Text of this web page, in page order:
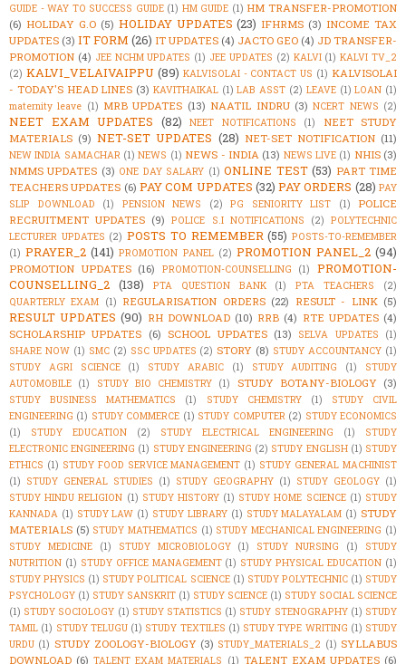
GUIDE - WAY TO SUCCESS GUIDE (1) HM GUIDE (1) HM TRANSFER-PROMOTION
(6) HOLIDAY G.O (5) HOLIDAY UPDATES (23) IFHRMS (3) INCOME TAX
UPDATES (3) IT FORM (26) IT UPDATES (4) JACTO GEO (4) JD TRANSFER-
PROMOTION (4) JEE NCHM UPDATES (1) JEE UPDATES (2) KALVI (1) KALVI TV_2
(2) KALVI_VELAIVAIPPU (89) KALVISOLAI - CONTACT US (1) KALVISOLAI
- TODAY'S HEAD LINES (3) KAVITHAIKAL (1) LAB ASST (2) LEAVE (1) LOAN (1)
maternity leave (1) MRB UPDATES (13) NAATIL INDRU (3) NCERT NEWS (2)
NEET EXAM UPDATES (82) NEET NOTIFICATIONS (1)
NEET STUDY
MATERIALS (9) NET-SET UPDATES (28) NET-SET NOTIFICATION (11)
NEW INDIA SAMACHAR (1) NEWS (1) NEWS - INDIA (13) NEWS LIVE (1) NHIS (3)
NMMS UPDATES (3) ONE DAY SALARY (1) ONLINE TEST (53) PART TIME
TEACHERS UPDATES (6) PAY COM UPDATES (32) PAY ORDERS (28) PAY
SLIP DOWNLOAD
(1) PENSION NEWS (2) PG SENIORITY LIST (1)
POLICE
RECRUITMENT UPDATES (9) POLICE S.I NOTIFICATIONS (2) POLYTECHNIC
LECTURER UPDATES (2) POSTS TO REMEMBER (55) POSTS-TO-REMEMBER
(1) PRAYER_2 (141) PROMOTION PANEL (2) PROMOTION PANEL_2 (94)
PROMOTION UPDATES (16) PROMOTION-COUNSELLING (1)
PROMOTION-
COUNSELLING_2 (138) PTA QUESTION BANK (1) PTA TEACHERS
(2)
QUARTERLY EXAM (1) REGULARISATION ORDERS (22) RESULT - LINK (5)
RESULT UPDATES (90) RH DOWNLOAD (10) RRB (4) RTE UPDATES (4)
SCHOLARSHIP UPDATES (6) SCHOOL UPDATES (13) SELVA UPDATES
(1)
SHARE NOW (1) SMC (2) SSC UPDATES (2) STORY (8) STUDY ACCOUNTANCY (1)
STUDY AGRI SCIENCE
(1) STUDY ARABIC (1) STUDY AUDITING (1)
STUDY
AUTOMOBILE (1) STUDY BIO CHEMISTRY (1) STUDY BOTANY-BIOLOGY (3)
STUDY BUSINESS MATHEMATICS (1) STUDY CHEMISTRY (1)
STUDY CIVIL
ENGINEERING (1) STUDY COMMERCE (1) STUDY COMPUTER (2) STUDY ECONOMICS
(1)
STUDY EDUCATION (2) STUDY ELECTRICAL ENGINEERING (1)
STUDY
ELECTRONIC ENGINEERING (1) STUDY ENGINEERING (2) STUDY ENGLISH (1) STUDY
ETHICS (1) STUDY FOOD SERVICE MANAGEMENT (1) STUDY GENERAL MACHINIST
(1) STUDY GENERAL STUDIES (1) STUDY GEOGRAPHY (1) STUDY GEOLOGY (1)
STUDY HINDU RELIGION (1) STUDY HISTORY (1) STUDY HOME SCIENCE (1) STUDY
KANNADA (1) STUDY LAW (1) STUDY LIBRARY (1) STUDY MALAYALAM (1) STUDY
MATERIALS (5) STUDY MATHEMATICS (1) STUDY MECHANICAL ENGINEERING (1)
STUDY MEDICINE
(1) STUDY MICROBIOLOGY (1) STUDY NURSING (1)
STUDY
NUTRITION (1) STUDY OFFICE MANAGEMENT (1) STUDY PHYSICAL EDUCATION (1)
STUDY PHYSICS (1) STUDY POLITICAL SCIENCE (1) STUDY POLYTECHNIC (1) STUDY
PSYCHOLOGY (1) STUDY SANSKRIT (1) STUDY SCIENCE (1) STUDY SOCIAL SCIENCE
(1) STUDY SOCIOLOGY (1) STUDY STATISTICS (1) STUDY STENOGRAPHY (1) STUDY
TAMIL (1) STUDY TELUGU (1) STUDY TEXTILES (1) STUDY TYPE WRITING (1) STUDY
URDU (1) STUDY ZOOLOGY-BIOLOGY (3) STUDY_MATERIALS_2 (1) SYLLABUS
DOWNLOAD (6) TALENT EXAM MATERIALS (1) TALENT EXAM UPDATES (6)